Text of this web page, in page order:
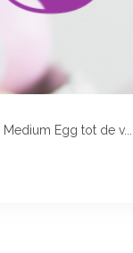
Egg tot de v...